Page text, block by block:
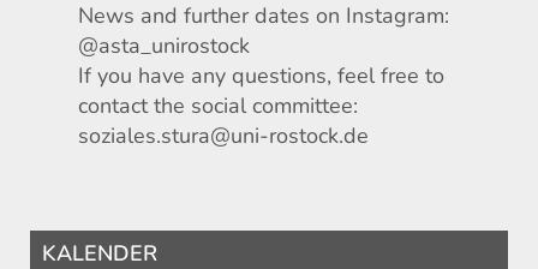
News and further dates on Instagram:
@asta_unirostock
If you have any questions, feel free to
contact the social committee:
soziales.stura@uni-rostock.de
KALENDER